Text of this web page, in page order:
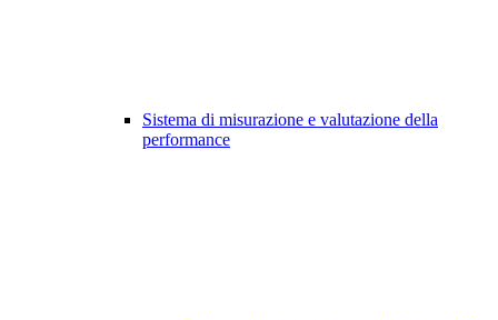
Sistema di misurazione e valutazione della
performance